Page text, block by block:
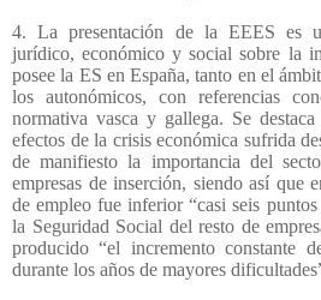
4. La presentación de la EEES es
jurídico, económico y social sobre la
posee la ES en España, tanto en el
los autonómicos, con referencias
normativa vasca y gallega. Se
efectos de la crisis económica sufrida
de manifiesto la importancia del
empresas de inserción, siendo así que
de empleo fue inferior “casi seis
la Seguridad Social del resto de
producido “el incremento constante
durante los años de mayores